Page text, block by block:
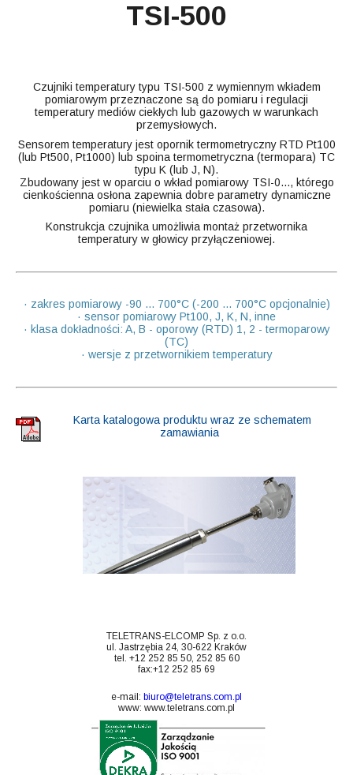
TELETRANS-ELCOMP Sp. z o.o.
ul. Jastrzębia 24, 30-622 Kraków
tel. +12 252 85 50, 252 85 60
fax:+12 252 85 69
e-mail: biuro@teletrans.com.pl
www: www.teletrans.com.pl
TSI-500
Czujniki temperatury typu TSI-500 z wymiennym wkładem
pomiarowym przeznaczone są do pomiaru i regulacji
temperatury mediów ciekłych lub gazowych w warunkach
przemysłowych.
Sensorem temperatury jest opornik termometryczny RTD Pt100
(lub Pt500, Pt1000) lub spoina termometryczna (termopara) TC
typu K (lub J, N).
Zbudowany jest w oparciu o wkład pomiarowy TSI-0..., którego
cienkościenna osłona zapewnia dobre parametry dynamiczne
pomiaru (niewielka stała czasowa).
Konstrukcja czujnika umożliwia montaż przetwornika
temperatury w głowicy przyłączeniowej.
· zakres pomiarowy -90 ... 700°C (-200 ... 700°C opcjonalnie)
· sensor pomiarowy Pt100, J, K, N, inne
· klasa dokładności: A, B - oporowy (RTD) 1, 2 - termoparowy
(TC)
· wersje z przetwornikiem temperatury
Karta katalogowa produktu wraz ze schematem
zamawiania